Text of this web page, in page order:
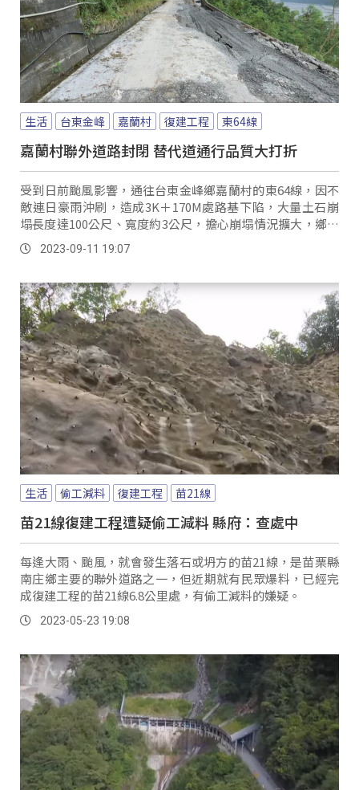
生活 台東金峰 嘉蘭村 復建工程 東64線
嘉蘭村聯外道路封閉 替代道通行品質大打折
受到日前颱風影響，通往台東金峰鄉嘉蘭村的東64線，因不
敵連日豪雨沖刷，造成3K＋170M處路基下陷，大量土石崩
塌長度達100公尺、寬度約3公尺，擔心崩塌情況擴大，鄉公
所自5日起架設紐澤西護欄及封鎖線，避免人車通行，目前居
民只能暫時以產業道路作為替代道路使用，生活大受影響。
2023-09-11 19:07
生活 偷工減料 復建工程 苗21線
苗21線復建工程遭疑偷工減料 縣府：查處中
每逢大雨、颱風，就會發生落石或坍方的苗21線，是苗栗縣
南庄鄉主要的聯外道路之一，但近期就有民眾爆料，已經完
成復建工程的苗21線6.8公里處，有偷工減料的嫌疑。
2023-05-23 19:08